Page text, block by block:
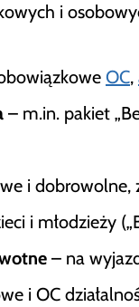
i
OC,
– m.in. pakiet
i dobrowolne,
i młodzieży
– na
i OC